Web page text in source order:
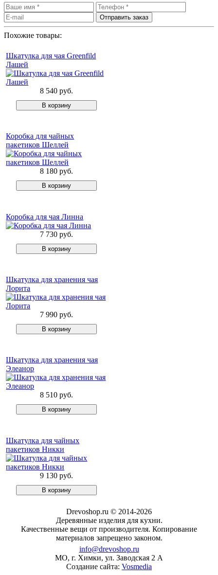
Похожие товары:
Шкатулка для чая Greenfild
Лашей
8 540 руб.
Коробка для чайных
пакетиков Шеллей
8 180 руб.
Коробка для чая Линна
7 730 руб.
Шкатулка для хранения чая
Лорита
7 990 руб.
Шкатулка для хранения чая
Элеанор
8 510 руб.
Шкатулка для чайных
пакетиков Никки
9 130 руб.
Drevoshop.ru © 2014-2026
Деревянные изделия для кухни.
Качественные вещи от производителя. Копирование
материалов запрещено законом.
info@drevoshop.ru
МО, г. Химки, ул. Заводская 2 A
Создание сайта: Vosmedia